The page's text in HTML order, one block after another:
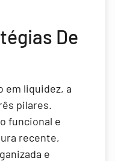
De
em liquidez, a
pilares.
funcional e
recente,
e